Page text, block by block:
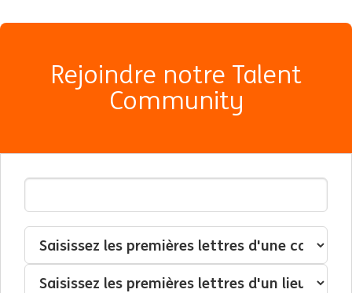
Rejoindre notre Talent
Community
Adresse email
Interessé(e) par
Catégorie
Localisation